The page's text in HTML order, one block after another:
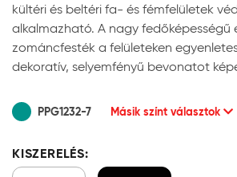
kültéri és beltéri fa- és fémfelületek
alkalmazható. A nagy fedőképességű
zománcfesték a felületeken
dekoratív, selyemfényű bevonatot
PPG1232-7 Másik színt választok
KISZERELÉS: